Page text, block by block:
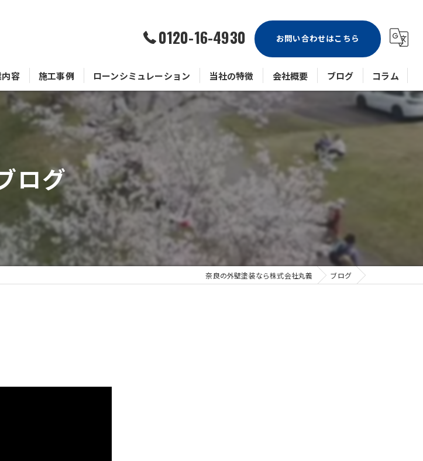
0120-16-4930 お問い合わせはこちら
容 施工事例 ローンシミュレーション 当社の特徴
マンション
ビル
アパート
会社概要 ブログ コラム
ログ
奈良の外壁塗装なら株式会社丸義 ブログ